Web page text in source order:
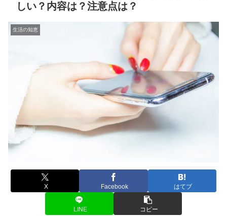
しい？内容は？注意点は？
生活の知恵
X Facebook はてブ
LINE コピー